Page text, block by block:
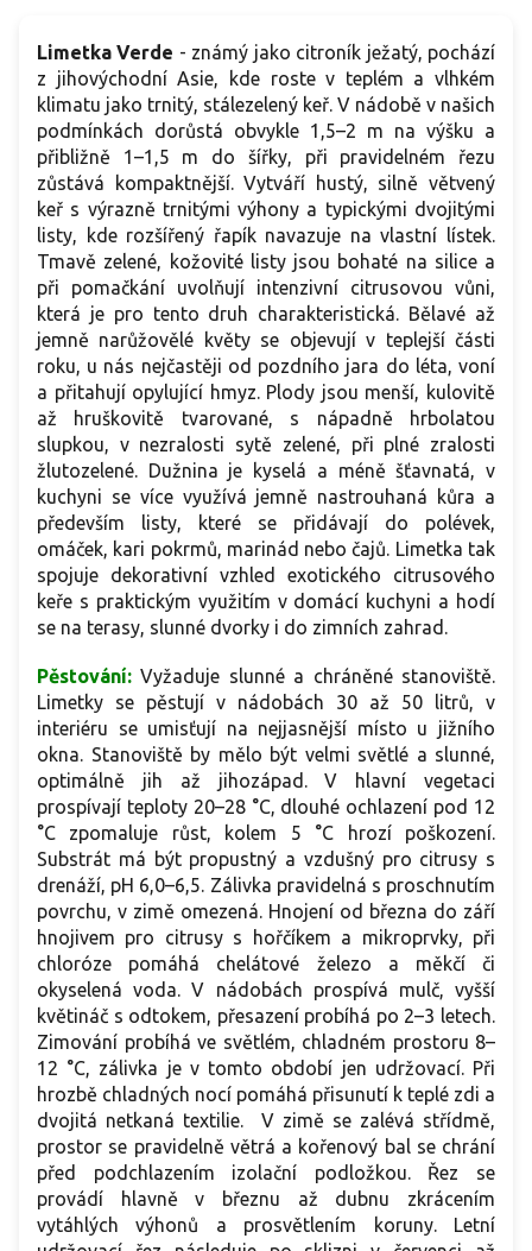
Limetka Verde - známý jako citroník ježatý, pochází
z jihovýchodní Asie, kde roste v teplém a vlhkém
klimatu jako trnitý, stálezelený keř. V nádobě v našich
podmínkách dorůstá obvykle 1,5–2 m na výšku a
přibližně 1–1,5 m do šířky, při pravidelném řezu
zůstává kompaktnější. Vytváří hustý, silně větvený
keř s výrazně trnitými výhony a typickými dvojitými
listy, kde rozšířený řapík navazuje na vlastní lístek.
Tmavě zelené, kožovité listy jsou bohaté na silice a
při pomačkání uvolňují intenzivní citrusovou vůni,
která je pro tento druh charakteristická. Bělavé až
jemně narůžovělé květy se objevují v teplejší části
roku, u nás nejčastěji od pozdního jara do léta, voní
a přitahují opylující hmyz. Plody jsou menší, kulovitě
až hruškovitě tvarované, s nápadně hrbolatou
slupkou, v nezralosti sytě zelené, při plné zralosti
žlutozelené. Dužnina je kyselá a méně šťavnatá, v
kuchyni se více využívá jemně nastrouhaná kůra a
především listy, které se přidávají do polévek,
omáček, kari pokrmů, marinád nebo čajů. Limetka tak
spojuje dekorativní vzhled exotického citrusového
keře s praktickým využitím v domácí kuchyni a hodí
se na terasy, slunné dvorky i do zimních zahrad.
Pěstování:Vyžaduje slunné a chráněné stanoviště.
Limetky se pěstují v nádobách 30 až 50 litrů, v
interiéru se umisťují na nejjasnější místo u jižního
okna. Stanoviště by mělo být velmi světlé a slunné,
optimálně jih až jihozápad. V hlavní vegetaci
prospívají teploty 20–28 °C, dlouhé ochlazení pod 12
°C zpomaluje růst, kolem 5 °C hrozí poškození.
Substrát má být propustný a vzdušný pro citrusy s
drenáží, pH 6,0–6,5. Zálivka pravidelná s proschnutím
povrchu, v zimě omezená. Hnojení od března do září
hnojivem pro citrusy s hořčíkem a mikroprvky, při
chloróze pomáhá chelátové železo a měkčí či
okyselená voda. V nádobách prospívá mulč, vyšší
květináč s odtokem, přesazení probíhá po 2–3 letech.
Zimování probíhá ve světlém, chladném prostoru 8–
12 °C, zálivka je v tomto období jen udržovací. Při
hrozbě chladných nocí pomáhá přisunutí k teplé zdi a
dvojitá netkaná textilie. V zimě se zalévá střídmě,
prostor se pravidelně větrá a kořenový bal se chrání
před podchlazením izolační podložkou. Řez se
provádí hlavně v březnu až dubnu zkrácením
vytáhlých výhonů a prosvětlením koruny. Letní